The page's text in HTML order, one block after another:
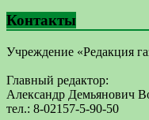
Контакты
Учреждение «Редакция
Главный редактор:
Александр Демьянович
тел.: 8-02157-5-90-50